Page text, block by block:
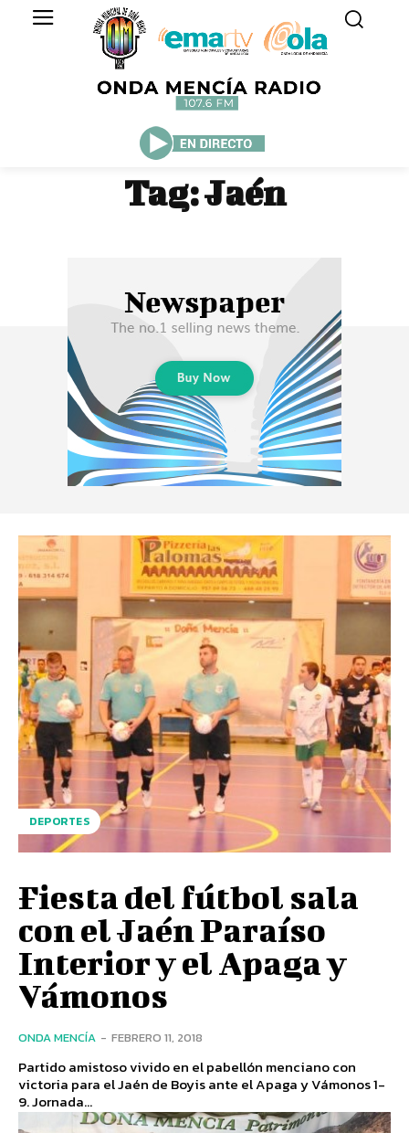
Tag:Jaén
DEPORTES
Fiesta del fútbol sala
con el Jaén Paraíso
Interior y el Apaga y
Vámonos
ONDA MENCÍA - FEBRERO 11, 2018
Partido amistoso vivido en el pabellón menciano con
victoria para el Jaén de Boyis ante el Apaga y Vámonos 1-
9. Jornada...